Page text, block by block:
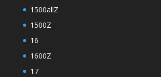
1500allZ
1500Z
16
1600Z
17